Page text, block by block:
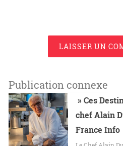
LAISSER UN
Publication connexe
» Ces
chef Alain
France Info